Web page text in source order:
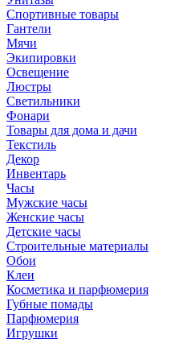
Спортивные товары
Гантели
Мячи
Экипировки
Освещение
Люстры
Светильники
Фонари
Товары для дома и дачи
Текстиль
Декор
Инвентарь
Часы
Мужские часы
Женские часы
Детские часы
Строительные материалы
Обои
Клеи
Косметика и парфюмерия
Губные помады
Парфюмерия
Игрушки